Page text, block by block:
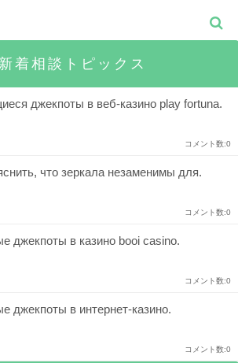
新着相談トピックス
джекпоты в веб-казино play fortuna.
コメント数:0
что зеркала незаменимы для.
コメント数:0
джекпоты в казино booi casino.
コメント数:0
джекпоты в интернет-казино.
コメント数:0